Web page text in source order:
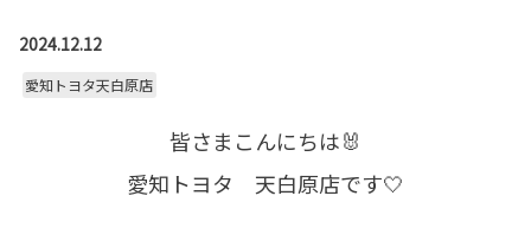
2024.12.12
愛知トヨタ天白原店
皆さまこんにちは🐰
愛知トヨタ 天白原店です🤍